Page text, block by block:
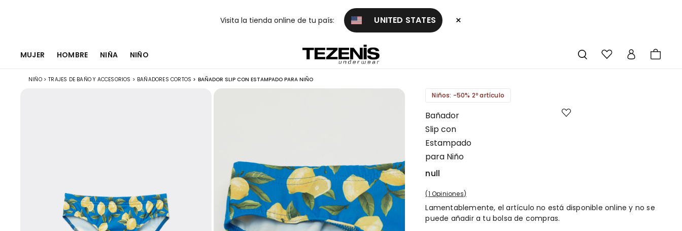
Visita la tienda online de tu país: UNITED STATES ×
MUJER HOMBRE NIÑA NIÑO
NIÑO > TRAJES DE BAÑO Y ACCESORIOS > BAÑADORES CORTOS > BAÑADOR SLIP CON ESTAMPADO PARA NIÑO
Niños: -50% 2º artículo
Bañador
Slip con
Estampado
para Niño
null
1 Opiniones
Lamentablemente, el artículo no está disponible online y no se
puede añadir a tu bolsa de compras.